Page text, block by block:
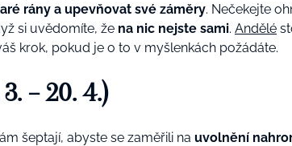
rány a upevňovat své záměry. Nečekejte
si uvědomíte, že na nic nejste sami. Andělé
krok, pokud je o to v myšlenkách požádáte.
– 20. 4.)
šeptají, abyste se zaměřili na uvolnění